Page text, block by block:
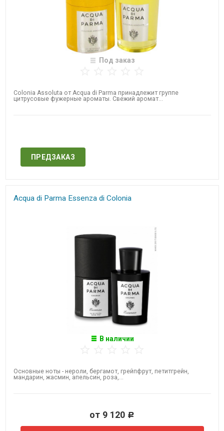
Под заказ
Colonia Assoluta от Acqua di Parma принадлежит группе
цитрусовые фужерные ароматы. Свежий аромат...
ПРЕДЗАКАЗ
Acqua di Parma Essenza di Colonia
В наличии
Основные ноты - нероли, бергамот, грейпфрут, петитгрейн,
мандарин, жасмин, апельсин, роза,...
от 9 120 Р